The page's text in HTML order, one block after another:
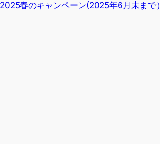
2025春のキャンペーン(2025年6月末まで）